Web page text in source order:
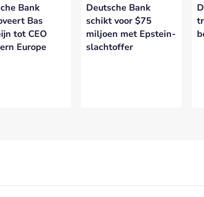
in meer informatie?
Laat hieronder je gegevens achter.
Bank
Bas
tot CEO
Europe
Deutsche Bank
schikt voor $75
miljoen met Epstein-
slachtoffer